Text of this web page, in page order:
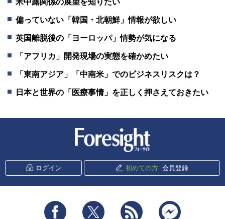
米中露関係の展望を知りたい
偏っていない「韓国・北朝鮮」情報が欲しい
英国離脱後の「ヨーロッパ」情勢が気になる
「アフリカ」開発現場の実態を確かめたい
「東南アジア」「中南米」でのビジネスリスクは？
日本と世界の「医療事情」を正しく押さえておきたい
ログイン 初めての方 会員登録
Facebook Twitter RSS